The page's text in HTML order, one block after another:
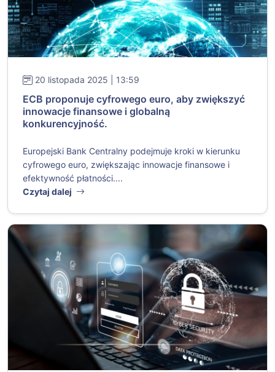
20 listopada 2025 | 13:59
ECB proponuje cyfrowego euro, aby zwiększyć
innowacje finansowe i globalną
konkurencyjność.
Europejski Bank Centralny podejmuje kroki w kierunku
cyfrowego euro, zwiększając innowacje finansowe i
efektywność płatności....
Czytaj dalej